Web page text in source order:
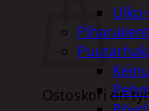
Ostoskori on